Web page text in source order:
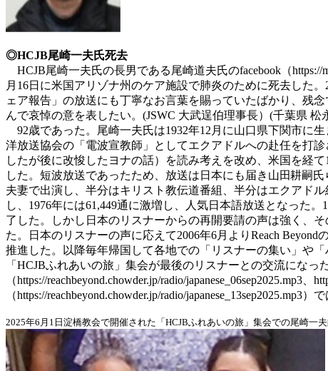
◎HCJB尾崎一夫氏死去
HCJB尾崎一夫氏の長男である尾崎道夫氏のfacebook（https://
月16日に米国アリゾナ州のケア施設で肺炎のために死去した
ェア報告」の放送にも丁寧なお言葉を賜っていたばかり、残念
んで哀悼の意を表したい。(JSWC 大武逞伯理事長）(千葉県 松
92歳であった。尾崎一夫氏は1932年12月に山口県下関市に
洋放送協会の「電波宣教師」としてエクアドルへの赴任を打
したが後に改悛したヨナの話）を読み考えを改め、米国を経
した。短波放送であったため、放送は日本にも届き 山田耕嗣氏
夫妻で出演し、半分はキリスト教伝道番組、半分はエクアド
し、1976年には61,449通に激増し、人気日本語放送となった
了した。しかし日本のリスナーからの再開要請の声は強く、
た。日本のリスナーの声に応えて2006年6月よりReach
推進した。以降毎年帰国して各地での「リスナーの集い」や
「HCJBふれあいの旅」集会が最後のリスナーとの交流にな
（https://reachbeyond.chowder.jp/radio/japanese_06sep2025.mp3
（https://reachbeyond.chowder.jp/radio/japanese_13sep2025.mp3
2025年6月1日淀橋教会で開催された「HCJBふれあいの旅」集会での尾崎一